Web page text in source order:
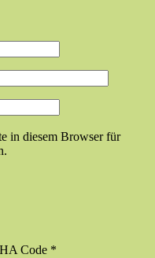
in diesem Browser für
Code *